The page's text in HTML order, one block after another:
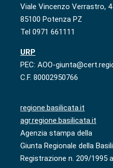
Viale Vincenzo Verrastro, 4
85100 Potenza PZ
Tel 0971 661111
URP
PEC: AOO-
C.F. 80002950766
regione.basilicata.it
agr.regione.basilicata.it
Agenzia stampa della
Giunta Regionale della
Registrazione n. 209/1995